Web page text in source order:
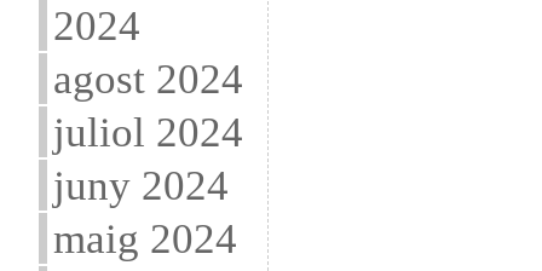
2024
agost 2024
juliol 2024
juny 2024
maig 2024